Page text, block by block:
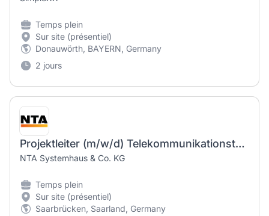
Temps plein
Sur site (présentiel)
Donauwörth, BAYERN, Germany
2 jours
Projektleiter (m/w/d) Telekommunikationstechnik
NTA Systemhaus & Co. KG
Temps plein
Sur site (présentiel)
Saarbrücken, Saarland, Germany